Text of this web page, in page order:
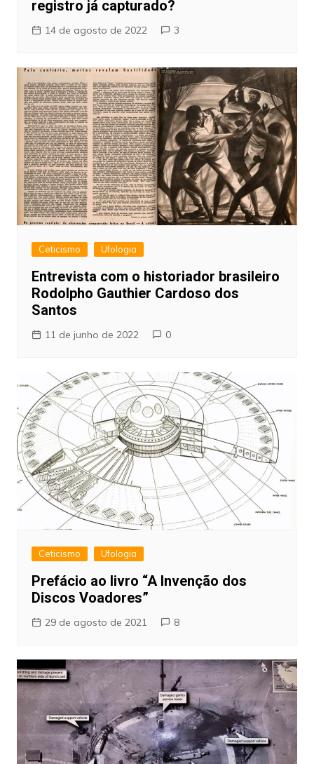
registro já capturado?
14 de agosto de 2022 3
Ceticismo Ufologia
Entrevista com o historiador brasileiro
Rodolpho Gauthier Cardoso dos
Santos
11 de junho de 2022 0
Ceticismo Ufologia
Prefácio ao livro “A Invenção dos
Discos Voadores”
29 de agosto de 2021 8